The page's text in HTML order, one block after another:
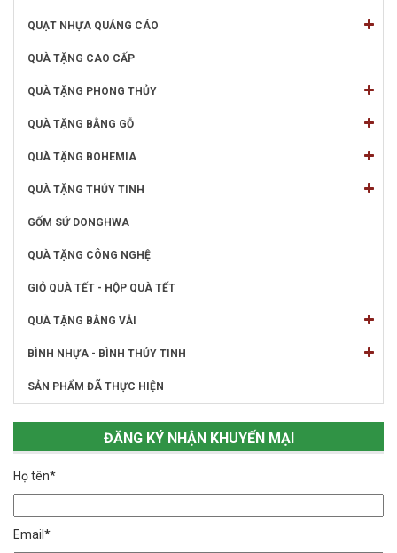
QUẠT NHỰA QUẢNG CÁO
QUÀ TẶNG CAO CẤP
QUÀ TẶNG PHONG THỦY
QUÀ TẶNG BẰNG GỖ
QUÀ TẶNG BOHEMIA
QUÀ TẶNG THỦY TINH
GỐM SỨ DONGHWA
QUÀ TẶNG CÔNG NGHỆ
GIỎ QUÀ TẾT - HỘP QUÀ TẾT
QUÀ TẶNG BẰNG VẢI
BÌNH NHỰA - BÌNH THỦY TINH
SẢN PHẨM ĐÃ THỰC HIỆN
ĐĂNG KÝ NHẬN KHUYẾN MẠI
Họ tên*
Email*